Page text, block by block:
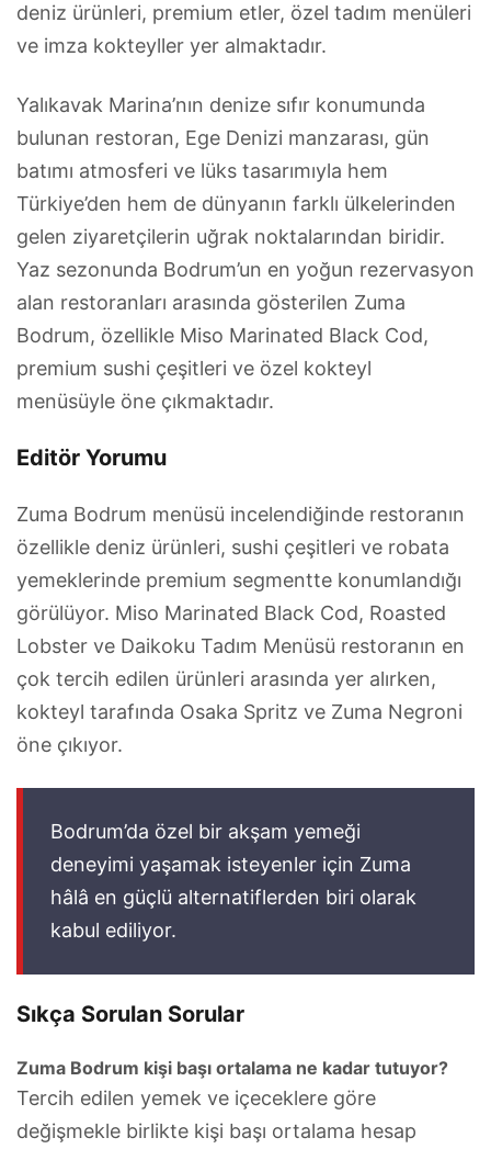
deniz ürünleri, premium etler, özel tadım menüleri
ve imza kokteyller yer almaktadır.
Yalıkavak Marina’nın denize sıfır konumunda
bulunan restoran, Ege Denizi manzarası, gün
batımı atmosferi ve lüks tasarımıyla hem
Türkiye’den hem de dünyanın farklı ülkelerinden
gelen ziyaretçilerin uğrak noktalarından biridir.
Yaz sezonunda Bodrum’un en yoğun rezervasyon
alan restoranları arasında gösterilen Zuma
Bodrum, özellikle Miso Marinated Black Cod,
premium sushi çeşitleri ve özel kokteyl
menüsüyle öne çıkmaktadır.
Editör Yorumu
Zuma Bodrum menüsü incelendiğinde restoranın
özellikle deniz ürünleri, sushi çeşitleri ve robata
yemeklerinde premium segmentte konumlandığı
görülüyor. Miso Marinated Black Cod, Roasted
Lobster ve Daikoku Tadım Menüsü restoranın en
çok tercih edilen ürünleri arasında yer alırken,
kokteyl tarafında Osaka Spritz ve Zuma Negroni
öne çıkıyor.
Bodrum’da özel bir akşam yemeği
deneyimi yaşamak isteyenler için Zuma
hâlâ en güçlü alternatiflerden biri olarak
kabul ediliyor.
Sıkça Sorulan Sorular
Zuma Bodrum kişi başı ortalama ne kadar tutuyor?
Tercih edilen yemek ve içeceklere göre
değişmekle birlikte kişi başı ortalama hesap